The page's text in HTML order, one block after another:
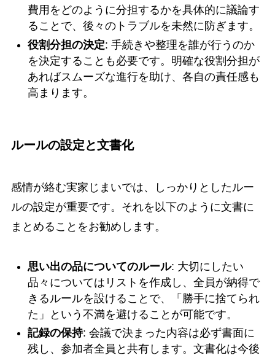
費用をどのように分担するかを具体的に議論す
ることで、後々のトラブルを未然に防ぎます。
役割分担の決定: 手続きや整理を誰が行うのか
を決定することも必要です。明確な役割分担が
あればスムーズな進行を助け、各自の責任感も
高まります。
ルールの設定と文書化
感情が絡む実家じまいでは、しっかりとしたルー
ルの設定が重要です。それを以下のように文書に
まとめることをお勧めします。
思い出の品についてのルール: 大切にしたい
品々についてはリストを作成し、全員が納得で
きるルールを設けることで、「勝手に捨てられ
た」という不満を避けることが可能です。
記録の保持: 会議で決まった内容は必ず書面に
残し、参加者全員と共有します。文書化は今後